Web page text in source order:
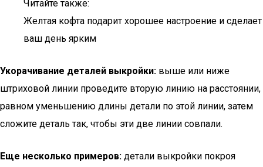
Читайте также:
Желтая кофта подарит хорошее настроение и сделает
ваш день ярким
Укорачивание деталей выкройки: выше или ниже
штриховой линии проведите вторую линию на расстоянии,
равном уменьшению длины детали по этой линии, затем
сложите деталь так, чтобы эти две линии совпали.
Еще несколько примеров: детали выкройки покроя